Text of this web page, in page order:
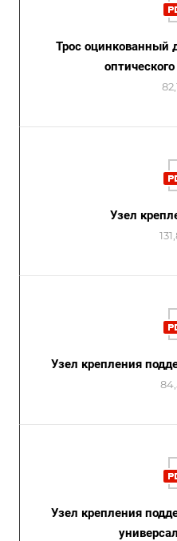
Трос оцинкованный
Узел
Узел крепления
Узел крепления